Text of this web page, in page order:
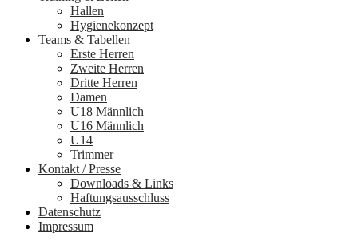
Hallen
Hygienekonzept
Teams & Tabellen
Erste Herren
Zweite Herren
Dritte Herren
Damen
U18 Männlich
U16 Männlich
U14
Trimmer
Kontakt / Presse
Downloads & Links
Haftungsausschluss
Datenschutz
Impressum